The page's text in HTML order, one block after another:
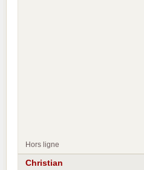
Hors ligne
Christian